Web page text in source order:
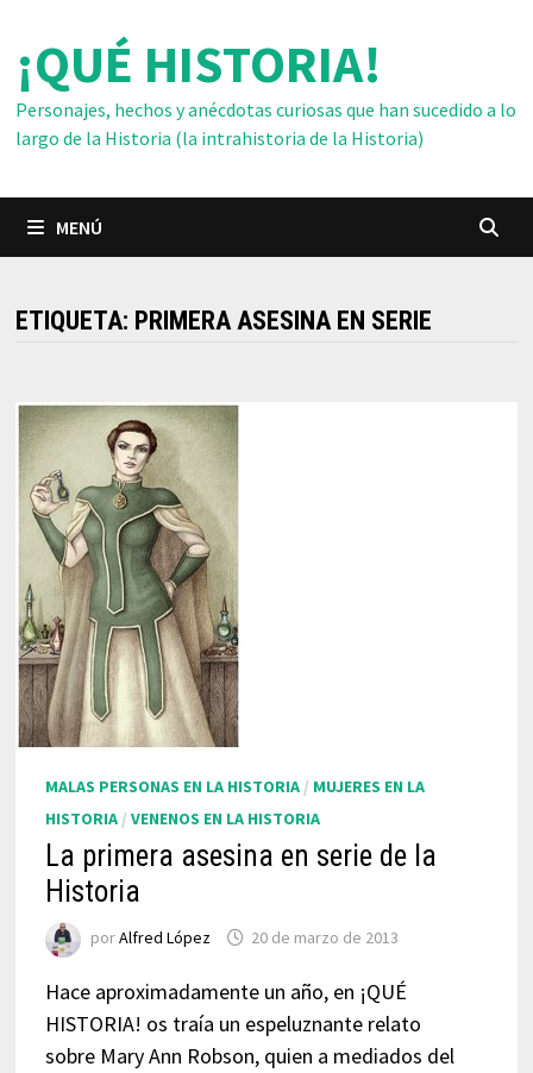
contenido
¡QUÉ HISTORIA!
Personajes, hechos y anécdotas curiosas que han sucedido a lo
largo de la Historia (la intrahistoria de la Historia)
MENÚ
ETIQUETA: PRIMERA ASESINA EN SERIE
MALAS PERSONAS EN LA HISTORIA/ MUJERES EN LA
HISTORIA/ VENENOS EN LA HISTORIA
La primera asesina en serie de la
Historia
porAlfred López 20 de marzo de 2013
Hace aproximadamente un año, en ¡QUÉ
HISTORIA! os traía un espeluznante relato
sobre Mary Ann Robson, quien a mediados del